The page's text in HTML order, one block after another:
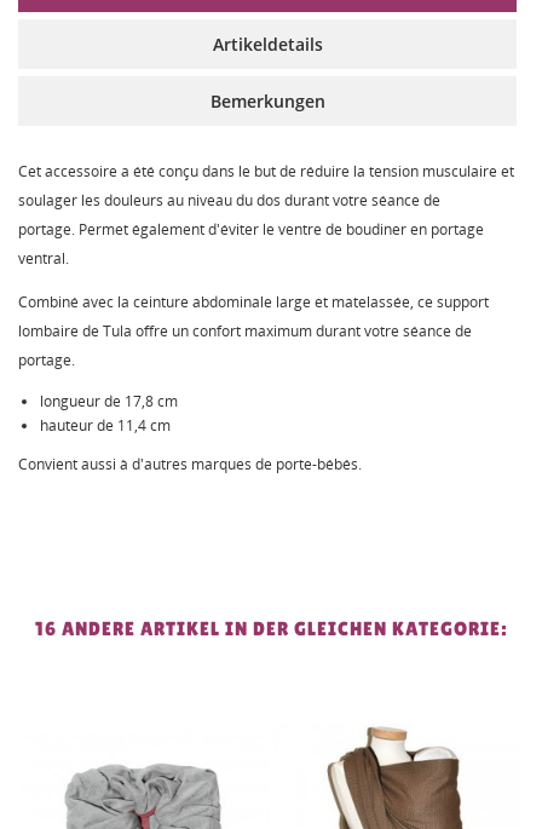
Artikeldetails
Bemerkungen
Cet accessoire a été conçu dans le but de réduire la tension musculaire et
soulager les douleurs au niveau du dos durant votre séance de
portage. Permet également d'éviter le ventre de boudiner en portage
ventral.
Combiné avec la ceinture abdominale large et matelassée, ce support
lombaire de Tula offre un confort maximum durant votre séance de
portage.
longueur de 17,8 cm
hauteur de 11,4 cm
Convient aussi à d'autres marques de porte-bébés.
16 ANDERE ARTIKEL IN DER GLEICHEN KATEGORIE: